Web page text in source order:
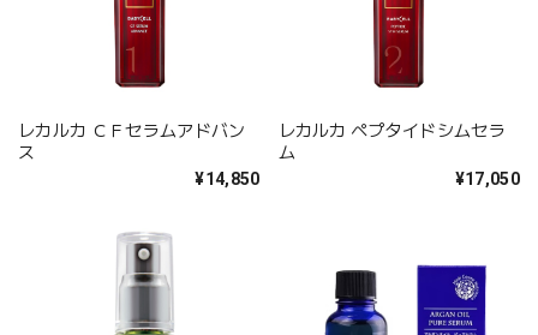
レカルカ ＣＦセラムアドバン
ス
¥14,850
レカルカ ペプタイドシムセラ
ム
¥17,050